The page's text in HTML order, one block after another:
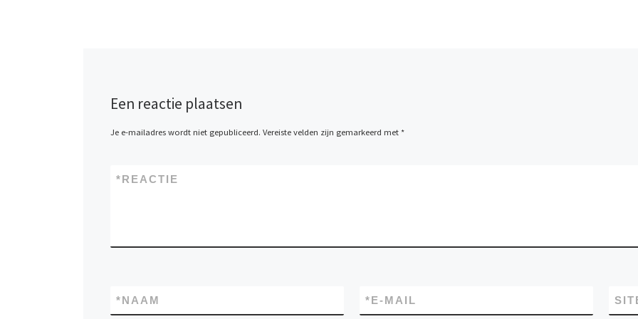
Een reactie plaatsen
Je e-mailadres wordt niet gepubliceerd. Vereiste velden zijn gemarkeerd met *
REACTIE
*
NAAM
* E-MAIL
*